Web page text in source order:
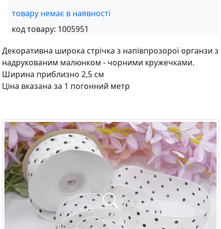
товару немає в наявності
код товару: 1005951
Декоративна широка стрічка з напівпрозорої органзи з
надрукованим малюнком - чорними кружечками.
Ширина приблизно 2,5 см
Ціна вказана за 1 погонний метр